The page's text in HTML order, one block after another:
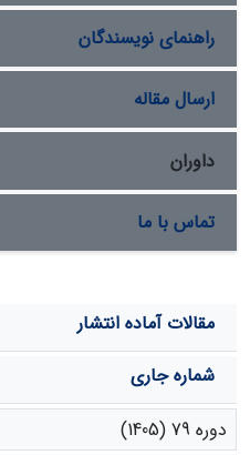
گیاهچه و شاخص بنیۀ بذر
داشت و بر وزن تر ریشه­چه و
طوری­که بیشترین درصد
همچنین بالاترین طول
آمد. به­طور کلی با توجه به
به لحاظ دارویی، صنعتی و
کوکوپیت و ماسه برای تسریع
راهنمای نویسندگان
ارسال مقاله
داوران
تماس با ما
مقالات آماده انتشار
شماره جاری
دوره 79 (1405)